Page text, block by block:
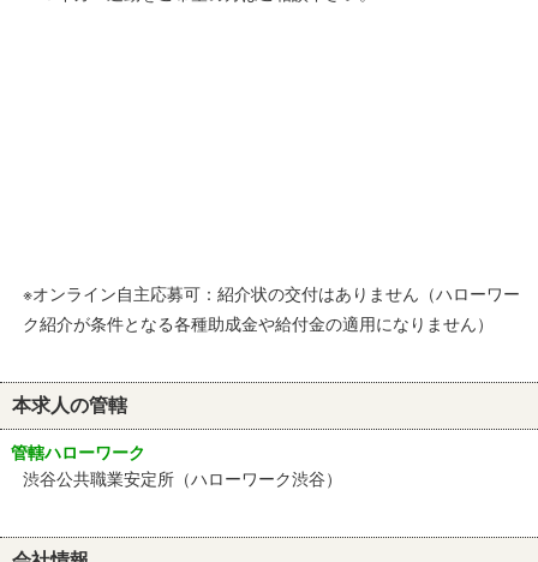
※オンライン自主応募可：紹介状の交付はありません（ハローワー
ク紹介が条件となる各種助成金や給付金の適用になりません）
本求人の管轄
管轄ハローワーク
渋谷公共職業安定所（ハローワーク渋谷）